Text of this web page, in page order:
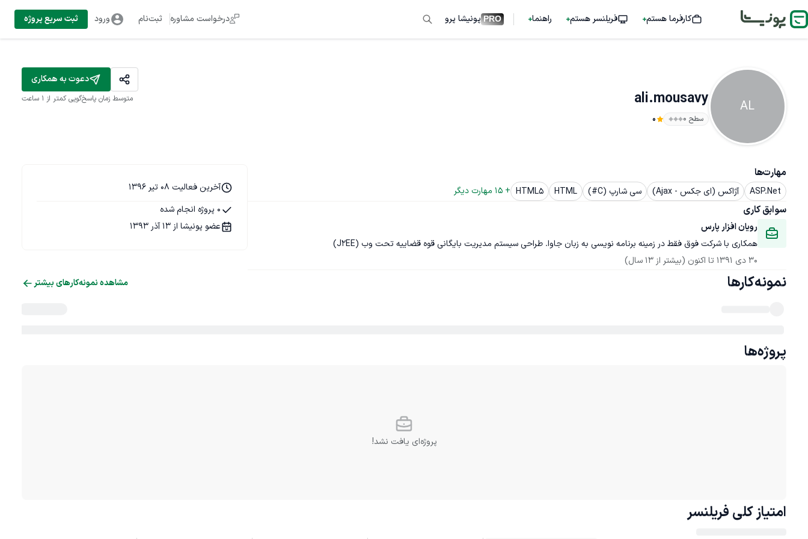
کارفرما هستم فریلنسر هستم راهنما PRO پونیشا پرو درخواست مشاوره ثبت‌نام ورود ثبت سریع پروژه
AL
ali.mousavy
سطح ۰ 0
دعوت به همکاری
متوسط زمان پاسخ‌گویی کمتر از 1 ساعت
مهارت‌ها
ASP.Net آژاکس (ای جکس - Ajax) سی شارپ (C#) HTML
HTML5
+
15 مهارت دیگر
سوابق کاری
رویان افزار پارس
همکاری با شرکت فوق فقط در زمینه برنامه نویسی به زبان جاوا. طراحی سیستم مدیریت بایگانی قوه قضاییه تحت وب (J2EE)
30 دی 1391
تا اکنون (بیشتر از 13 سال)
آخرین فعالیت 08 تیر 1396
0 پروژه انجام شده
عضو پونیشا از 13 آذر 1393
نمونه‌کارها مشاهده نمونه‌کارهای بیشتر
پروژه‌ها
پروژه‌ای یافت نشد!
امتیاز کلی فریلنسر